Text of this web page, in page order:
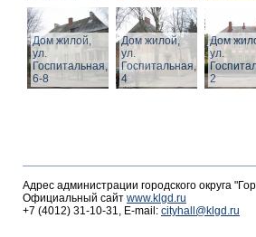
Дом жилой,
ул.
Госпитальная,
6-8
Дом жилой,
ул.
Госпитальная,
4
Дом
ул.
2
Адрес администрации городского округа
Официальный сайт www.klgd.ru
+7 (4012) 31-10-31, E-mail: cityhall@klgd.ru